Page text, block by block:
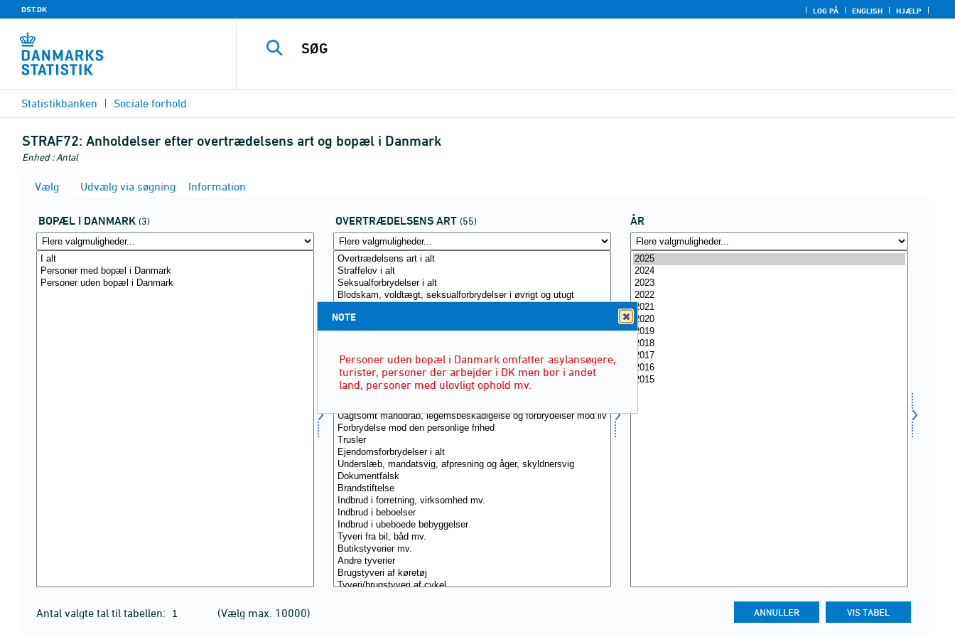
DST.DK LOG PÅ ENGLISH HJÆLP
Statistikbanken Sociale forhold
STRAF72: Anholdelser efter overtrædelsens art og bopæl i Danmark
Enhed : Antal
Vælg Udvælg via søgning Information
BOPÆL I DANMARK (3) OVERTRÆDELSENS ART (55) ÅR
Antal valgte tal til tabellen: (Vælg max. 10000)
NOTE
Personer uden bopæl i Danmark omfatter asylansøgere,
turister, personer der arbejder i DK men bor i andet
land, personer med ulovligt ophold mv.